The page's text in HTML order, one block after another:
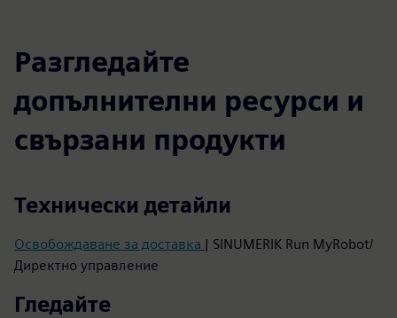
Разгледайте
допълнителни ресурси и
свързани продукти
Технически детайли
Освобождаване за доставка | SINUMERIK Run MyRobot/
Директно управление
Гледайте